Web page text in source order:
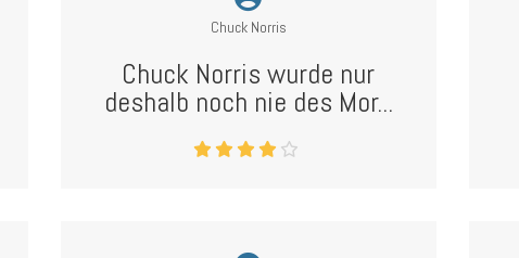
Chuck Norris
Chuck Norris wurde nur
deshalb noch nie des Mor...